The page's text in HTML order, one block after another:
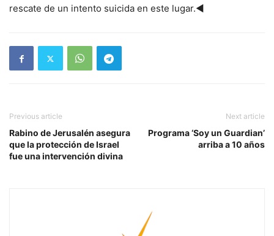
rescate de un intento suicida en este lugar.◄
Previous article
Rabino de Jerusalén asegura
que la protección de Israel
fue una intervención divina
Next article
Programa ‘Soy un Guardian’
arriba a 10 años